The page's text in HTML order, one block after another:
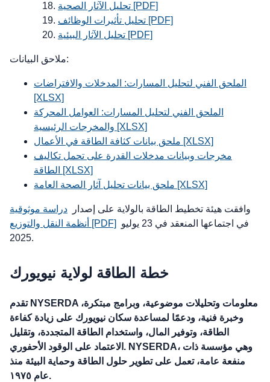
تحليل الآثار الصحية [PDF]
تحليل تأثيرات الوظائف [PDF]
تحليل الآثار البيئية [PDF]
ملاحق البيانات:
الملحق الفني لتحليل المسارات: المدخلات والافتراضات
[XLSX]
الملحق الفني لتحليل المسارات: العوامل المحركة
والمخرجات الرئيسية [XLSX]
ملحق بيانات كثافة الطاقة في الأعمال [XLSX]
مخرجات وبيانات مدخلات القدرة على تحمل تكاليف
الطاقة [XLSX]
ملحق بيانات تحليل آثار الصحة العامة [XLSX]
وافقت هيئة تخطيط الطاقة بالولاية على إصدار دراسة موثوقية
أنظمة النقل والتوزيع [PDF]
2025.
خطة الطاقة لولاية نيويورك
تقدم NYSERDA معلومات وتحليلات موضوعية، وبرامج مبتكرة،
وخبرة فنية، ودعمًا لمساعدة سكان نيويورك على زيادة كفاءة
الطاقة، وتوفير المال، واستخدام الطاقة المتجددة، وتقليل
الاعتماد على الوقود الأحفوري. NYSERDA، وهي مؤسسة ذات
منفعة عامة، تعمل على تطوير حلول الطاقة وحماية البيئة منذ
عام ١٩٧٥.